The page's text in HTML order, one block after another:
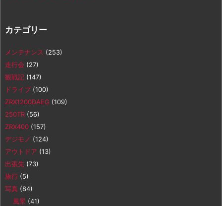
カテゴリー
メンテナンス (253)
走行会 (27)
観戦記 (147)
ドライブ (100)
ZRX1200DAEG (109)
250TR (56)
ZRX400 (157)
デジモノ (124)
アウトドア (13)
出張先 (73)
旅行 (5)
写真 (84)
風景 (41)